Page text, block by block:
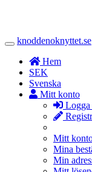
Toggle
Navigation
knoddenoknyttet.se
Hem
SEK
Svenska
Mitt konto
Logga
Mitt
Mina
Min